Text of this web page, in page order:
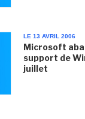
LE 13 AVRIL 2006
Microsoft
support de
juillet